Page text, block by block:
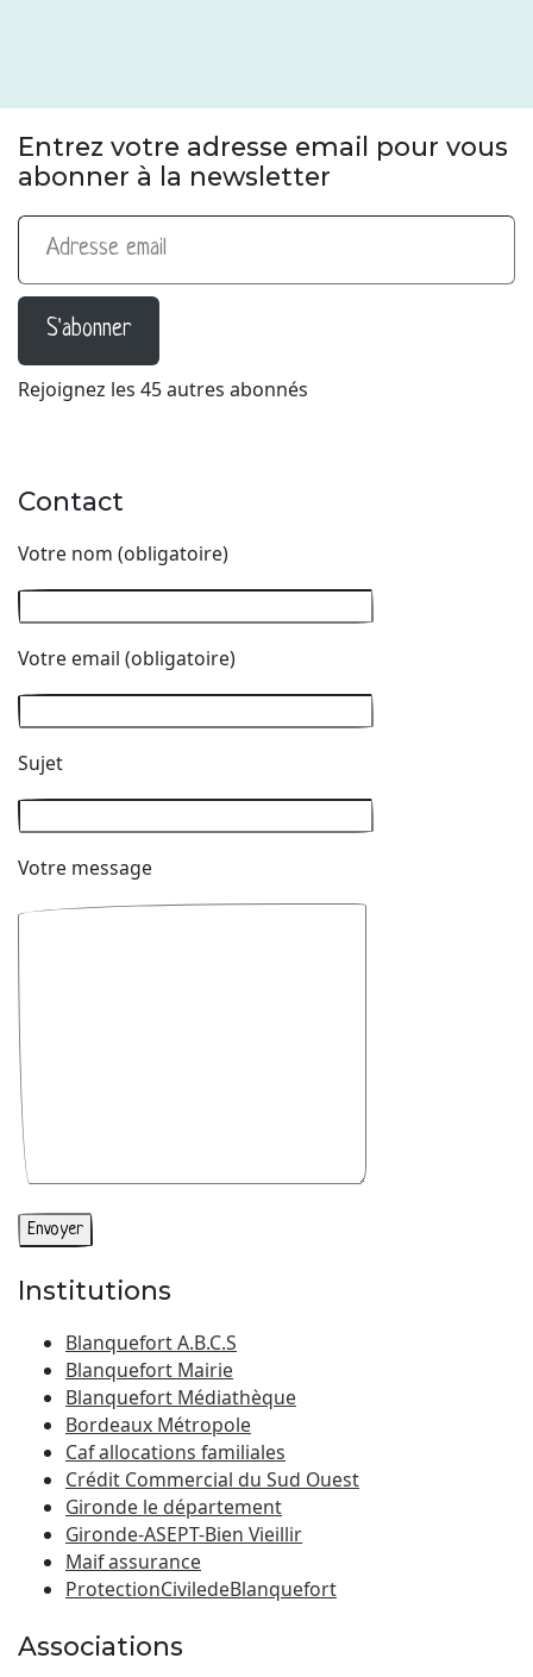
Entrez votre adresse email pour vous
abonner à la newsletter
Adresse email
S'abonner
Rejoignez les 45 autres abonnés
Contact
Votre nom (obligatoire)
Votre email (obligatoire)
Sujet
Votre message
Institutions
Blanquefort A.B.C.S
Blanquefort Mairie
Blanquefort Médiathèque
Bordeaux Métropole
Caf allocations familiales
Crédit Commercial du Sud Ouest
Gironde le département
Gironde-ASEPT-Bien Vieillir
Maif assurance
ProtectionCiviledeBlanquefort
Associations